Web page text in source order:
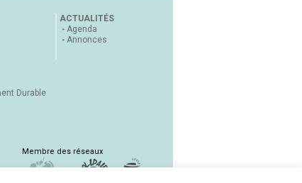
Durable
ACTUALITÉS
Agenda
Annonces
Membre des réseaux